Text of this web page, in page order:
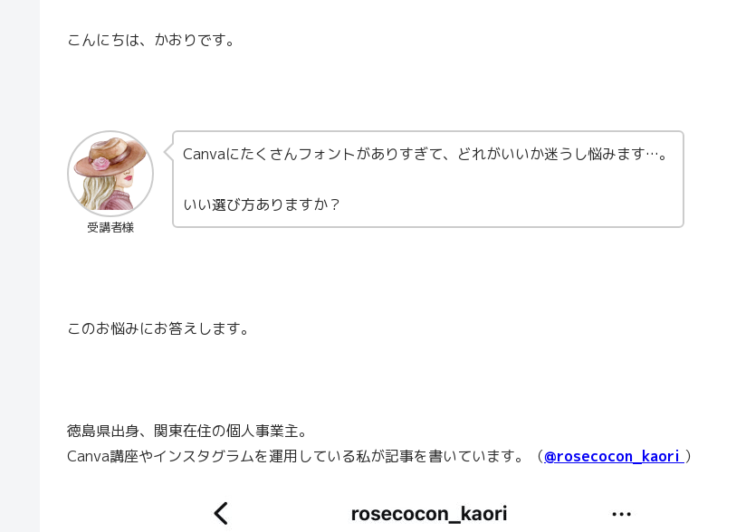
こんにちは、かおりです。
受講者様
Canvaにたくさんフォントがありすぎて、どれがいいか迷うし悩みます…。
いい選び方ありますか？
このお悩みにお答えします。
徳島県出身、関東在住の個人事業主。
Canva講座やインスタグラムを運用している私が記事を書いています。（@rosecocon_kaori ）